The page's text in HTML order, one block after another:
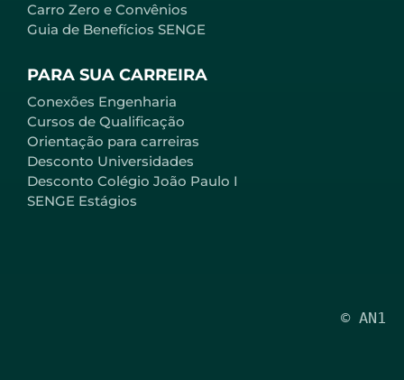
Carro Zero e Convênios
Guia de Benefícios SENGE
PARA SUA CARREIRA
Conexões Engenharia
Cursos de Qualificação
Orientação para carreiras
Desconto Universidades
Desconto Colégio João Paulo I
SENGE Estágios
© AN1